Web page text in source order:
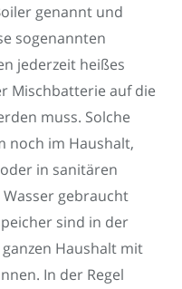
genannt und
sogenannten
jederzeit heißes
Mischbatterie auf die
muss. Solche
noch im Haushalt,
in sanitären
gebraucht
sind in der
Haushalt mit
In der Regel